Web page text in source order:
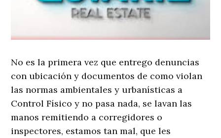
No es la primera vez que entrego denuncias
con ubicación y documentos de como violan
las normas ambientales y urbanísticas a
Control Físico y no pasa nada, se lavan las
manos remitiendo a corregidores o
inspectores, estamos tan mal, que les